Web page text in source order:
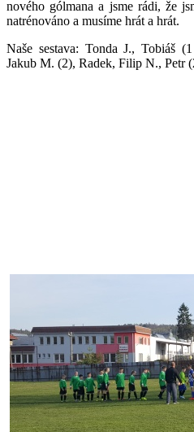
nového gólmana a jsme rádi, že
natrénováno a musíme hrát a hrát.
Naše sestava: Tonda J., Tobiáš
Jakub M. (2), Radek, Filip N., Petr